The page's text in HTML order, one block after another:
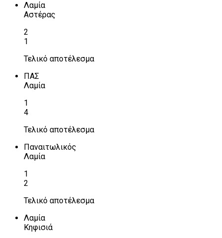
Λαμία
Αστέρας
2
1
Τελικό αποτέλεσμα
ΠΑΣ
Λαμία
1
4
Τελικό αποτέλεσμα
Παναιτωλικός
Λαμία
1
2
Τελικό αποτέλεσμα
Λαμία
Κηφισιά